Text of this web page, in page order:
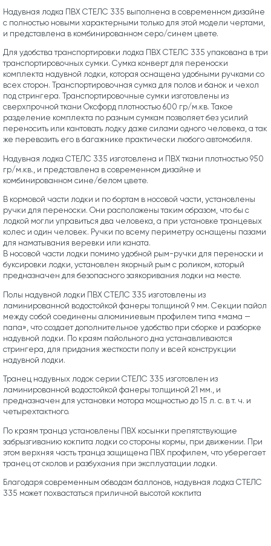
Надувная лодка ПВХ СТЕЛС 335 выполнена в современном дизайне
с полностью новыми характерными только для этой модели чертами,
и представлена в комбинированном серо/синем цвете.
Для удобства транспортировки лодка ПВХ СТЕЛС 335 упакована в три
транспортировочных сумки. Сумка конверт для переноски
комплекта надувной лодки, которая оснащена удобными ручками со
всех сторон. Транспортировочная сумка для полов и банок и чехол
под стрингера. Транспортировочные сумки изготовлены из
сверхпрочной ткани Оксфорд плотностью 600 гр/м.кв. Такое
разделение комплекта по разным сумкам позволяет без усилий
переносить или кантовать лодку даже силами одного человека, а так
же перевозить его в багажнике практически любого автомобиля.
Надувная лодка СТЕЛС 335 изготовлена и ПВХ ткани плотностью 950
гр/м.кв., и представлена в современном дизайне и
комбинированном сине/белом цвете.
В кормовой части лодки и по бортам в носовой части, установлены
ручки для переноски. Они расположены таким образом, что бы с
лодкой могли управиться два человека, а при установке транцевых
колес и один человек. Ручки по всему периметру оснащены пазами
для наматывания веревки или каната.
В носовой части лодки помимо удобной рым-ручки для переноски и
буксировки лодки, установлен якорный рым с роликом, который
предназначен для безопасного заякоривания лодки на месте.
Полы надувной лодки ПВХ СТЕЛС 335 изготовлены из
ламинированной водостойкой фанеры толщиной 9 мм. Секции пайол
между собой соединены алюминиевым профилем типа «мама —
папа», что создает дополнительное удобство при сборке и разборке
надувной лодки. По краям пайольного дна устанавливаются
стрингера, для придания жесткости полу и всей конструкции
надувной лодки.
Транец надувных лодок серии СТЕЛС 335 изготовлен из
ламинированной водостойкой фанеры толщиной 21 мм., и
предназначен для установки мотора мощностью до 15 л. с. в т. ч. и
четырехтактного.
По краям транца установлены ПВХ косынки препятствующие
забрызгиванию кокпита лодки со стороны кормы, при движении. При
этом верхняя часть транца защищена ПВХ профилем, что уберегает
транец от сколов и разбухания при эксплуатации лодки.
Благодаря современным обводам баллонов, надувная лодка СТЕЛС
335 может похвастаться приличной высотой кокпита